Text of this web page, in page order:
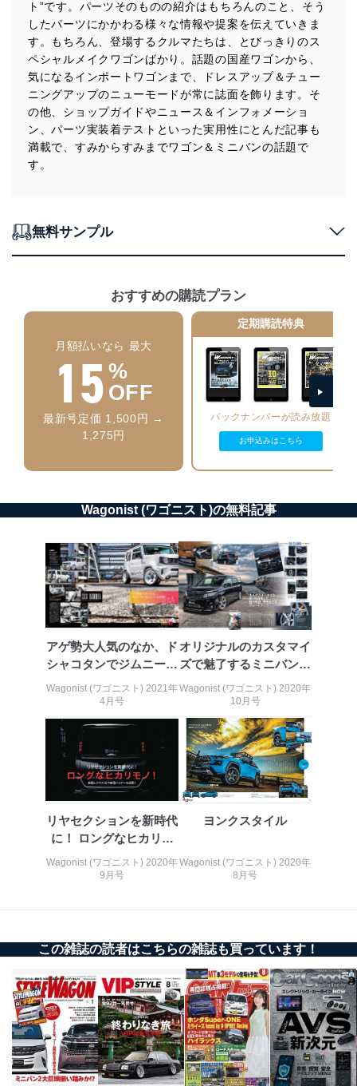
個人データを取り扱うことのできる機器及び当該
機器を取り扱う従業者を明確化し、 個人データへ
の不要なアクセスを防止しています。
アクセス者の識別と認証
機器に標準装備されているユーザー制御機能（ユ
ーザーアカウント制御）により、個人情報データ
ベース等を取り扱う情報システムを使用する従業
者を識別・認証しています。
ソフトウェア等を導入し、自動更新 機能等の活用
により、これを最新状態としています。
送信する場合に、当該ファイルへのパスワードを
設定しています。
個人情報保護マネジメントシステムの継続的改善
当社は、内部監査及びマネジメントレビューの機会を通
じて、個人情報保護マネジメントシステムを継続的に改
善し、常に最良の状態を維持します。
苦情及び相談受付け窓口
貴殿の個人情報及び当社の個人情報保護マネジメントシ
適切、かつ迅速に対応させていただきます。
係
TEL：0570-200-223
FAX：03-5459-7073
e-mail：cs@fujisan.co.jp
改訂：2025年2月20日
株式会社富士山マガジンサービス
代表取締役会長 西野 伸一郎
個人情報の取扱いについて
１．個人情報保護管理者
当社は以下の個人情報保護管理者を設置し、個人情報保
護管理者の責任のもと、個人情報を取得・アクセス・利
用・提供・管理いたします。
東京都渋谷区南平台町16-11
株式会社富士山マガジンサービス
代表取締役会長 西野 伸一郎
個人情報保護管理者: 経営管理グループディレクター 前
りです。
利用目的
1
当社の定期購読サ
ービス等をご利用
の方の個人情報
購入商品の配送のため
商品代金回収のため
ｅメール等による商品、サービ
ス、キャンペーン等の広告の案内
のため
個人が特定できない形で取得した
閲覧履歴や購買履歴等の情報を分
ト”です。パーツそのものの紹介はもちろんのこと、そう
したパーツにかかわる様々な情報や提案を伝えていきま
す。もちろん、登場するクルマたちは、とびっきりのス
ペシャルメイクワゴンばかり。話題の国産ワゴンから、
気になるインポートワゴンまで、ドレスアップ＆チュー
ニングアップのニューモードが常に誌面を飾ります。そ
の他、ショップガイドやニュース＆インフォメーショ
ン、パーツ実装着テストといった実用性にとんだ記事も
満載で、すみからすみまでワゴン＆ミニバンの話題で
す。
無料サンプル
おすすめの購読プラン
月額払いなら 最大
15 %
OFF
最新号定価 1,500円 →
1,275円
定期購読特典
バックナンバーが読み放題
お申込みはこちら
Wagonist (ワゴニスト)の無料記事
アゲ勢大人気のなか、ド
シャコタンでジムニーを
料理！
Wagonist (ワゴニスト) 2021年
4月号
オリジナルのカスタマイ
ズで魅了するミニバンユ
ーザー達
Wagonist (ワゴニスト) 2020年
10月号
リヤセクションを新時代
に！ ロングなヒカリモ
ノ！
Wagonist (ワゴニスト) 2020年
9月号
ヨンクスタイル
Wagonist (ワゴニスト) 2020年
8月号
この雑誌の読者はこちらの雑誌も買っています！